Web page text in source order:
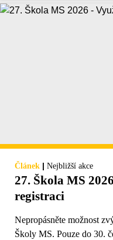
Článek | Nejbližší akce
27. Škola MS
registraci
Nepropásněte možnost
Školy MS. Pouze do 30.